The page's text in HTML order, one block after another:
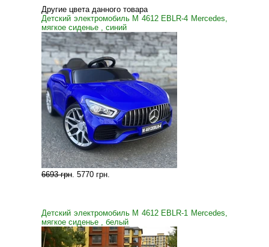
Другие цвета данного товара
Детский электромобиль M 4612 EBLR-4 Mercedes,
мягкое сиденье , синий
6693 грн. 5770 грн.
Детский электромобиль M 4612 EBLR-1 Mercedes,
мягкое сиденье , белый